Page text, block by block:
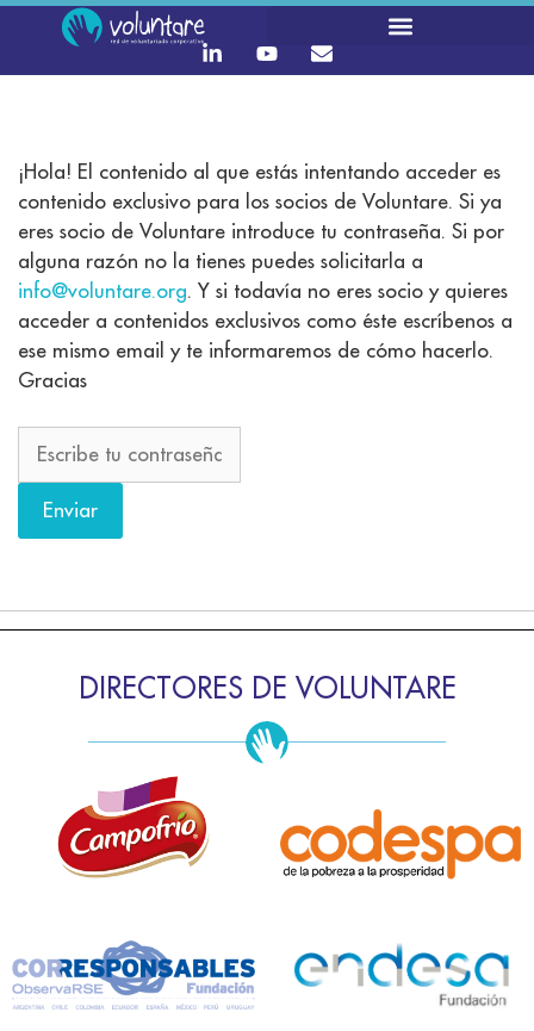
¡Hola! El contenido al que estás intentando acceder es
contenido exclusivo para los socios de Voluntare. Si ya
eres socio de Voluntare introduce tu contraseña. Si por
alguna razón no la tienes puedes solicitarla a
info@voluntare.org. Y si todavía no eres socio y quieres
acceder a contenidos exclusivos como éste escríbenos a
ese mismo email y te informaremos de cómo hacerlo.
Gracias
DIRECTORES DE VOLUNTARE